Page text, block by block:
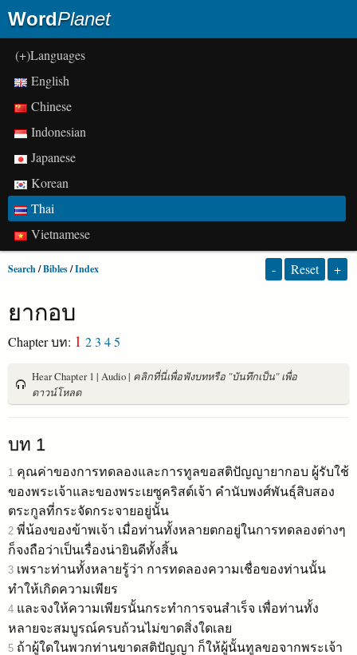
WordPlanet
(+)Languages
English
Chinese
Indonesian
Japanese
Korean
Thai
Vietnamese
Search/Bibles/Index - Reset +
ยากอบ
Chapter บท: 1 23 45
Hear Chapter 1 | Audio | คลิกที่นี่เพื่อฟังบทหรือ "บันทึกเป็น" เพื่อ
ดาวน์โหลด
บท 1
1 คุณค่าของการทดลองและการทูลขอสติปัญญายากอบ ผู้รับใช้
ของพระเจ้าและของพระเยซูคริสต์เจ้า คำนับพงศ์พันธุ์สิบสอง
ตระกูลที่กระจัดกระจายอยู่นั้น
2 พี่น้องของข้าพเจ้า เมื่อท่านทั้งหลายตกอยู่ในการทดลองต่างๆ
ก็จงถือว่าเป็นเรื่องน่ายินดีทั้งสิ้น
3 เพราะท่านทั้งหลายรู้ว่า การทดลองความเชื่อของท่านนั้น
ทำให้เกิดความเพียร
4 และจงให้ความเพียรนั้นกระทำการจนสำเร็จ เพื่อท่านทั้ง
หลายจะสมบูรณ์ครบถ้วนไม่ขาดสิ่งใดเลย
5 ถ้าผู้ใดในพวกท่านขาดสติปัญญา ก็ให้ผู้นั้นทูลขอจากพระเจ้า